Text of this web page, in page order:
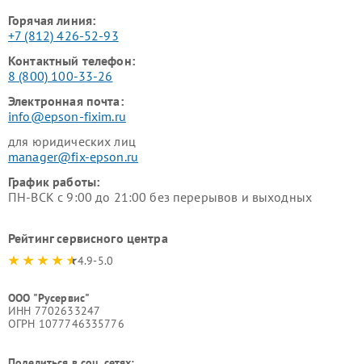
Горячая линия:
+7 (812) 426-52-93
Контактный телефон:
8 (800) 100-33-26
Электронная почта:
info@epson-fixim.ru
для юридических лиц
manager@fix-epson.ru
График работы:
ПН-ВСК с 9:00 до 21:00 без перерывов и выходных
Рейтинг сервисного центра
4.9-5.0
ООО "Русервис"
ИНН 7702633247
ОГРН 1077746335776